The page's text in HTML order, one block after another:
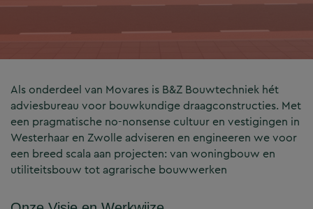
Als onderdeel van Movares is B&Z Bouwtechniek hét
adviesbureau voor bouwkundige draagconstructies. Met
een pragmatische no-nonsense cultuur en vestigingen in
Westerhaar en Zwolle adviseren en engineeren we voor
een breed scala aan projecten: van woningbouw en
utiliteitsbouw tot agrarische bouwwerken